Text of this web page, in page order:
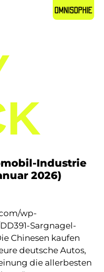
Industrie
2026)
wp-
Sargnagel-
Chinesen kaufen
deutsche Autos,
die allerbesten